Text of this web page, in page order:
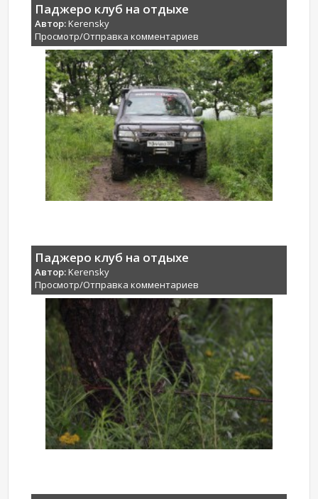
Паджеро клуб на отдыхе
Автор:Kerensky
Просмотр/Отправка комментариев
Паджеро клуб на отдыхе
Автор:Kerensky
Просмотр/Отправка комментариев